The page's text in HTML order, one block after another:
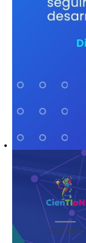
CienTIoN